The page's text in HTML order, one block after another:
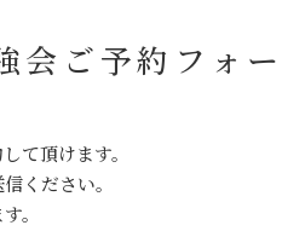
会ご予約フォー
て頂けます。
ください。
。